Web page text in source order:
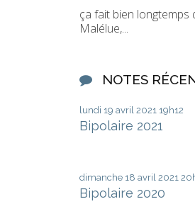
ça fait bien longtemps
Malélue,...
NOTES
lundi 19 avril 2021 19h12
Bipolaire 2021
dimanche 18 avril 2021
Bipolaire 2020